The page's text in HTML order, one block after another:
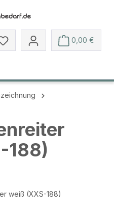
Du hast 0 Produkte auf dem
0,00 €
188)